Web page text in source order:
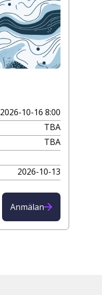
2026-10-16 8:00
TBA
TBA
2026-10-13
Anmälan